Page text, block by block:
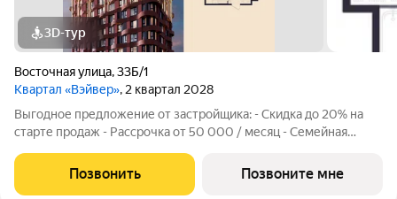
3D-тур
Восточная улица,33Б/1
Квартал «Вэйвер», 2 квартал 2028
Выгодное предложение от застройщика: - Скидка до 20% на
старте продаж - Рассрочка от 50 000 / месяц - Семейная
1-комнатной квартиры в Жилом квартале Вэйвер от
Девелоперской компании Люди,
Позвонить Позвоните мне